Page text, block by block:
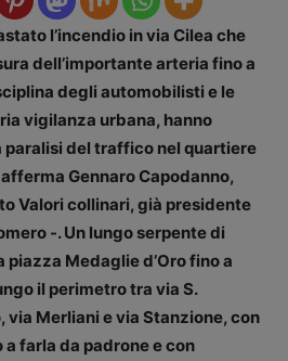
l’incendio in via Cilea che
dell’importante arteria fino a
degli automobilisti e le
vigilanza urbana, hanno
del traffico nel quartiere
Gennaro Capodanno,
Valori collinari, già presidente
-. Un lungo serpente di
piazza Medaglie d’Oro fino a
il perimetro tra via S.
via Merliani e via Stanzione, con
farla da padrone e con